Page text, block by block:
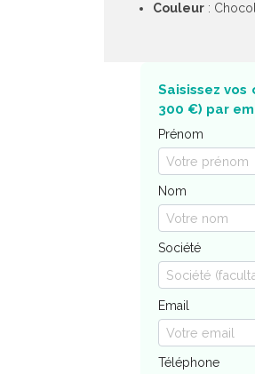
Couleur :
Saisissez
300 €) par
Prénom
Nom
Société
Email
Téléphone